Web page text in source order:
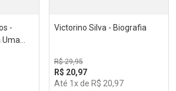
-
Uma
Victorino Silva - Biografia
R$ 29,95
R$ 20,97
Até 1 x de R$ 20,97